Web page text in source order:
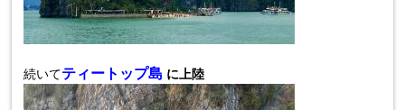
続いてティートップ島 に上陸